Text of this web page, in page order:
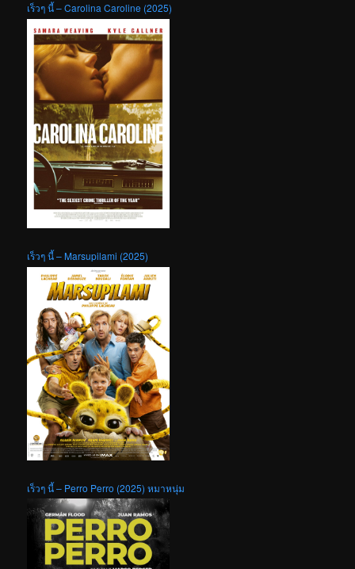
เร็วๆ นี้ – Carolina Caroline (2025)
เร็วๆ นี้ – Marsupilami (2025)
เร็วๆ นี้ – Perro Perro (2025) หมาหนุ่ม